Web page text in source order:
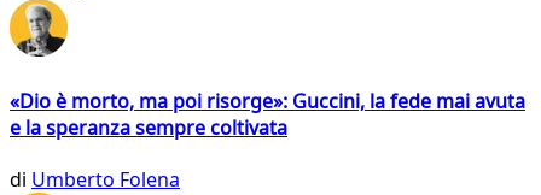
«Dio è morto, ma poi risorge»: Guccini, la fede mai avuta
e la speranza sempre coltivata
di Umberto Folena